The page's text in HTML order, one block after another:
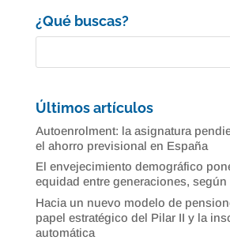
¿Qué buscas?
Últimos artículos
Autoenrolment: la asignatura
el ahorro previsional en España
El envejecimiento demográfico
equidad entre generaciones, según
Hacia un nuevo modelo de
papel estratégico del Pilar II y la
automática